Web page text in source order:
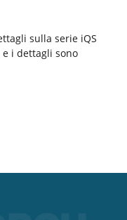
sulla serie iQS
i dettagli sono